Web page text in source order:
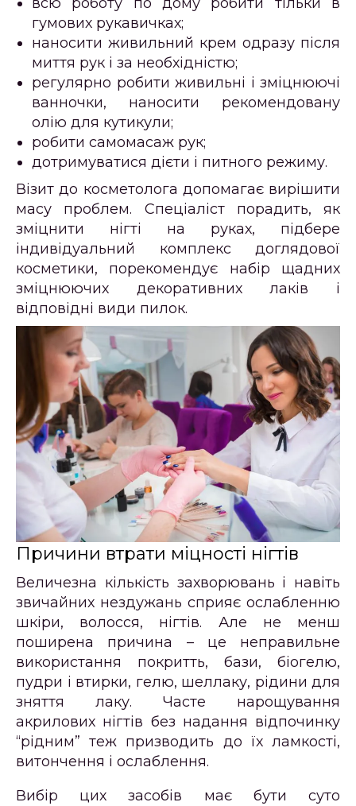
гумових рукавичках;
наносити живильний крем одразу після
миття рук і за необхідністю;
регулярно робити живильні і зміцнюючі
ванночки, наносити рекомендовану
олію для кутикули;
робити самомасаж рук;
дотримуватися дієти і питного режиму.
Візит до косметолога допомагає вирішити
масу проблем. Спеціаліст порадить, як
зміцнити нігті на руках, підбере
індивідуальний комплекс доглядової
косметики, порекомендує набір щадних
зміцнюючих декоративних лаків і
відповідні види пилок.
Причини втрати міцності нігтів
Величезна кількість захворювань і навіть
звичайних нездужань сприяє ослабленню
шкіри, волосся, нігтів. Але не менш
поширена причина – це неправильне
використання покритть, бази, біогелю,
пудри і втирки, гелю, шеллаку, рідини для
зняття лаку. Часте нарощування
акрилових нігтів без надання відпочинку
“рідним” теж призводить до їх ламкості,
витончення і ослаблення.
Вибір цих засобів має бути суто